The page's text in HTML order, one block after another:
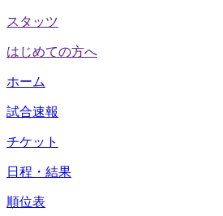
スタッツ
はじめての方へ
ホーム
試合速報
チケット
日程・結果
順位表